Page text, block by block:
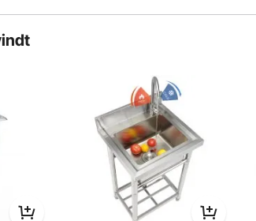
en biedt gemakkelijke en flexibele
van voedsel.